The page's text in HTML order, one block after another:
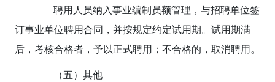
聘用人员纳入事业编制员额管理，与招聘单位签
订事业单位聘用合同，并按规定约定试用期。试用期满
后，考核合格者，予以正式聘用；不合格的，取消聘用。
（五）其他